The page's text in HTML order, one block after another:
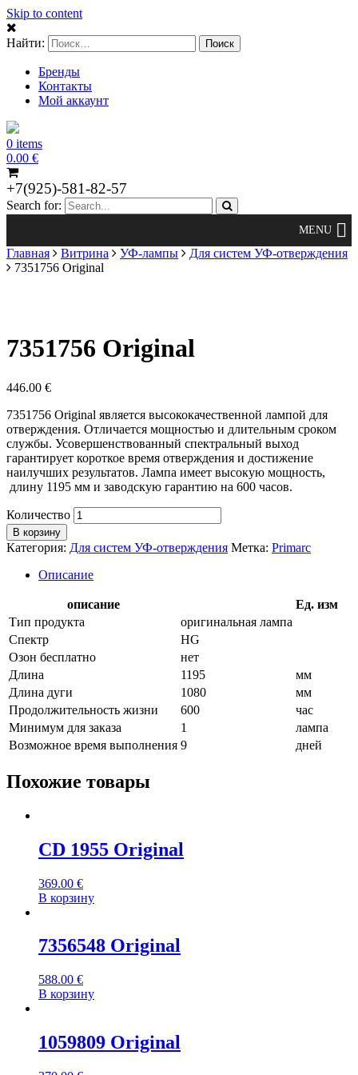
Skip to content
Найти:
Бренды
Контакты
Мой аккаунт
0 items
0.00 €
+7(925)-581-82-57
Search for:
Главная Витрина УФ-лампы
Для систем УФ-отверждения
7351756 Original
7351756 Original
446.00 €
7351756 Original является высококачественной лампой для
отверждения. Отличается мощностью и длительным сроком
службы. Усовершенствованный спектральный выход
гарантирует короткое время отверждения и достижение
наилучших результатов. Лампа имеет высокую мощность,
длину 1195 мм и заводскую гарантию на 600 часов.
Количество
В корзину
Категория: Для систем УФ-отверждения Метка: Primarc
Описание
описание
Ед. изм
Тип продукта
оригинальная лампа
Спектр
HG
Озон бесплатно
нет
Длина
1195
мм
Длина дуги
1080
мм
Продолжительность жизни
600
час
Минимум для заказа
1
лампа
Возможное время выполнения 9 дней
Похожие товары
CD 1955 Original
369.00 €
В корзину
7356548 Original
588.00 €
В корзину
1059809 Original